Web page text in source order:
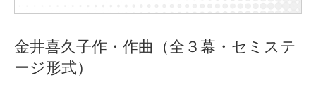
金井喜久子作・作曲（全３幕・セミステ
ージ形式）